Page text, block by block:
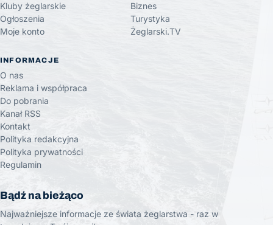
Kluby żeglarskie
Ogłoszenia
Moje konto
Biznes
Turystyka
Żeglarski.TV
INFORMACJE
O nas
Reklama i współpraca
Do pobrania
Kanał RSS
Kontakt
Polityka redakcyjna
Polityka prywatności
Regulamin
Bądź na bieżąco
Najważniejsze informacje ze świata żeglarstwa - raz w